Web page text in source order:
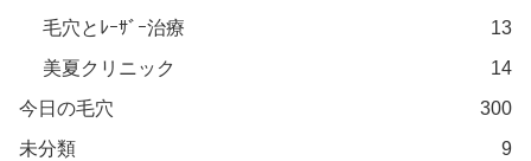
毛穴とﾚｰｻﾞｰ治療
13
美夏クリニック
14
今日の毛穴
300
未分類
9